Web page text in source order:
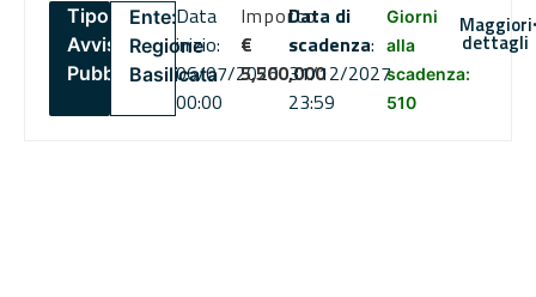
Tipo:
Avviso
Pubblico
Ente:
Regione
Basilicata
Data
inizio:
06/07/2026
00:00
Importo
€
5,500,000
Data di
scadenza:
31/12/2027
23:59
Giorni
alla
scadenza:
510
Maggiori
dettagli